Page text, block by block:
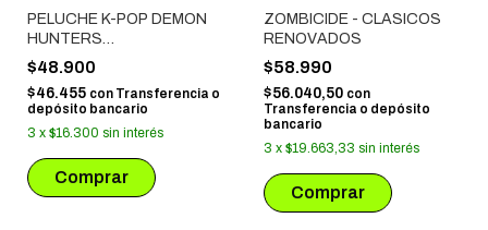
PELUCHE K-POP DEMON
HUNTERS
SQUISHMALLOWS -
SUSSIE
$48.900
$46.455 con Transferencia o
depósito bancario
3 x $16.300 sin interés
ZOMBICIDE - CLASICOS
RENOVADOS
$58.990
$56.040,50 con
Transferencia o depósito
bancario
3 x $19.663,33 sin interés